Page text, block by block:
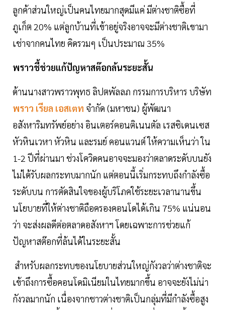
ลูกค้าส่วนใหญ่เป็นคนไทยมากสุดมีแค่ มีต่างชาติซื้อที่
ภูเก็ต 20% แต่ลูกบ้านที่เข้าอยู่จริงอาจจะมีต่างชาติเขามา
เช่าจากคนไทย คิดรวมๆ เป็นประมาณ 35%
พราวชี้ช่วยแก้ปัญหาสต๊อกล้นระยะสั้น
ด้านนางสาวพราวพุทธ ลิปตพัลลภ กรรมการบริหาร บริษัท
พราว เรียล เอสเตท จำกัด (มหาชน) ผู้พัฒนา
อสังหาริมทรัพย์อย่าง อินเตอร์คอนติเนนตัล เรสซิเดนเซส
หัวหินเวหา หัวหิน และรมย์ คอนแวนต์ ให้ความเห็นว่า ใน
1-2 ปีที่ผ่านมา ช่วงโควิดคนอาจจะมองว่าตลาดระดับบนยัง
ไม่ได้รับผลกระทบมากนัก แต่ตอนนี้เริ่มกระทบถึงกำลังซื้อ
ระดับบน การตัดสินใจของผู้บริโภคใช้ระยะเวลานานขึ้น
นโยบายที่ให้ต่างชาติถือครองคอนโดได้เกิน 75% แน่นอน
ว่า จะส่งผลดีต่อตลาดอสังหาฯ โดยเฉพาะการช่วยแก้
ปัญหาสต๊อกที่ล้นได้ในระยะสั้น
สำหรับผลกระทบของนโยบายส่วนใหญ่กังวลว่าต่างชาติจะ
เข้าถึงการซื้อคอนโดมิเนียมในไทยมากขึ้น อาจจะยังไม่น่า
กังวลมากนัก เนื่องจากชาวต่างชาติเป็นกลุ่มที่มีกำลังซื้อสูง